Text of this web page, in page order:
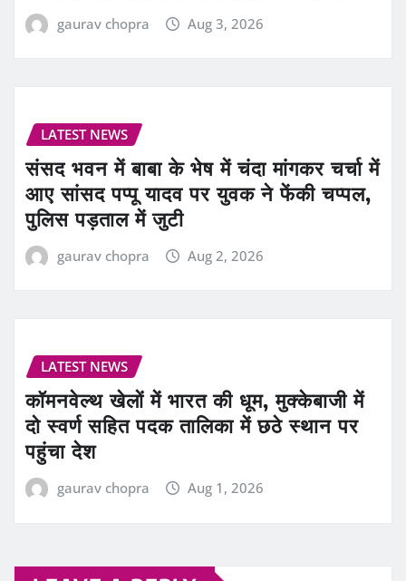
gaurav chopra Aug 3, 2026
LATEST NEWS
संसद भवन में बाबा के भेष में चंदा मांगकर चर्चा में
आए सांसद पप्पू यादव पर युवक ने फेंकी चप्पल,
पुलिस पड़ताल में जुटी
gaurav chopra Aug 2, 2026
LATEST NEWS
कॉमनवेल्थ खेलों में भारत की धूम, मुक्केबाजी में
दो स्वर्ण सहित पदक तालिका में छठे स्थान पर
पहुंचा देश
gaurav chopra Aug 1, 2026